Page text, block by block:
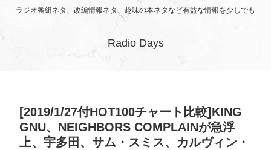
ラジオ番組ネタ、改編情報ネタ、趣味の本ネタなど有益な情報を少しでも
Radio Days
[2019/1/27付HOT100チャート比較]KING
GNU、NEIGHBORS COMPLAINが急浮
上、宇多田、サム・スミス、カルヴィン・